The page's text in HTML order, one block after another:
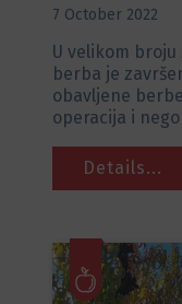
7 October 2022
U velikom
berba je
obavljene
operacija i
Details...